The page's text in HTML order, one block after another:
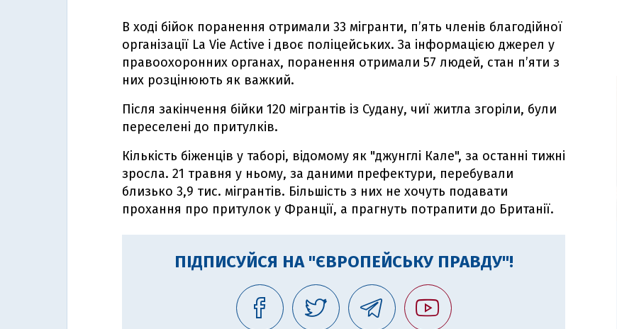
В ході бійок поранення отримали 33 мігранти, п’ять членів благодійної
організації La Vie Active і двоє поліцейських. За інформацією джерел у
правоохоронних органах, поранення отримали 57 людей, стан п’яти з
них розцінюють як важкий.
Після закінчення бійки 120 мігрантів із Судану, чиї житла згоріли, були
переселені до притулків.
Кількість біженців у таборі, відомому як "джунглі Кале", за останні тижні
зросла. 21 травня у ньому, за даними префектури, перебували
близько 3,9 тис. мігрантів. Більшість з них не хочуть подавати
прохання про притулок у Франції, а прагнуть потрапити до Британії.
ПІДПИСУЙСЯ НА "ЄВРОПЕЙСЬКУ ПРАВДУ"!